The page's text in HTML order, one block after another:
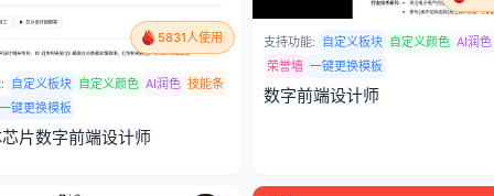
5831人使用
自定义板块 自定义颜色 AI润色 技能条
一键更换模板
片数字前端设计师
支持功能: 自定义板块 自定义颜色 AI润色
荣誉墙 一键更换模板
数字前端设计师